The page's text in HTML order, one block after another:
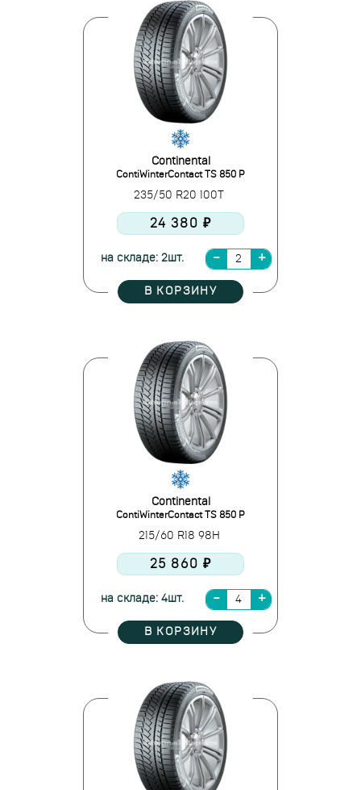
Continental
ContiWinterContact TS 850 P
235/50 R20 100T
24 380 ₽
на складе: 2шт.
В КОРЗИНУ
Continental
ContiWinterContact TS 850 P
215/60 R18 98H
25 860 ₽
на складе: 4шт.
В КОРЗИНУ